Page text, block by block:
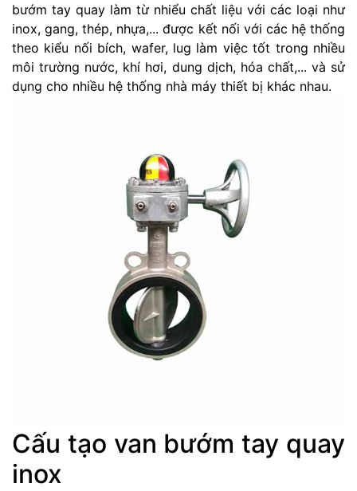
bướm tay quay làm từ nhiểu chất liệu với các loại như
inox, gang, thép, nhựa,... được kết nối với các hệ thống
theo kiểu nối bích, wafer, lug làm việc tốt trong nhiều
môi trường nước, khí hơi, dung dịch, hóa chất,... và sử
dụng cho nhiều hệ thống nhà máy thiết bị khác nhau.
Cấu tạo van bướm tay quay
inox